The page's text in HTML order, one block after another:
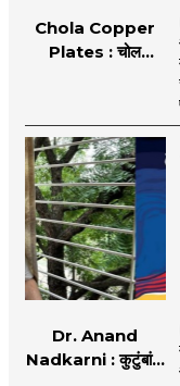
Chola Copper
Plates : चोल
परतणार!
Dr. Anand
Nadkarni : कुटुंबांना